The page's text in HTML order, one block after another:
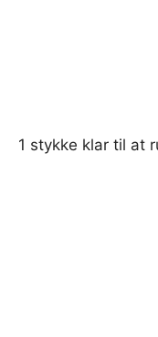
1 stykke klar til at